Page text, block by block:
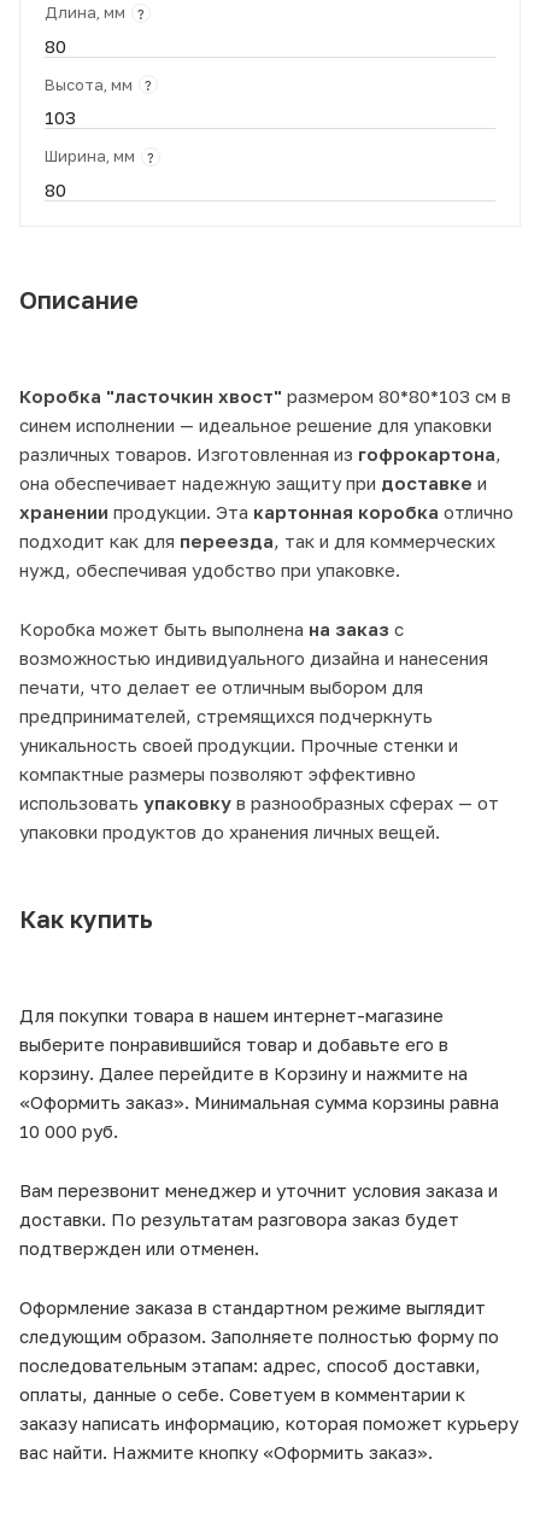
Длина, мм ?
80
Высота, мм ?
103
Ширина, мм ?
80
Описание
Коробка "ласточкин хвост" размером 80*80*103 см в
синем исполнении — идеальное решение для упаковки
различных товаров. Изготовленная из гофрокартона,
она обеспечивает надежную защиту при доставке и
хранении продукции. Эта картонная коробка отлично
подходит как для переезда, так и для коммерческих
нужд, обеспечивая удобство при упаковке.
Коробка может быть выполнена на заказ с
возможностью индивидуального дизайна и нанесения
печати, что делает ее отличным выбором для
предпринимателей, стремящихся подчеркнуть
уникальность своей продукции. Прочные стенки и
компактные размеры позволяют эффективно
использовать упаковку в разнообразных сферах — от
упаковки продуктов до хранения личных вещей.
Как купить
Для покупки товара в нашем интернет-магазине
выберите понравившийся товар и добавьте его в
корзину. Далее перейдите в Корзину и нажмите на
«Оформить заказ». Минимальная сумма корзины равна
10 000 руб.
Вам перезвонит менеджер и уточнит условия заказа и
доставки. По результатам разговора заказ будет
подтвержден или отменен.
Оформление заказа в стандартном режиме выглядит
следующим образом. Заполняете полностью форму по
последовательным этапам: адрес, способ доставки,
оплаты, данные о себе. Советуем в комментарии к
заказу написать информацию, которая поможет курьеру
вас найти. Нажмите кнопку «Оформить заказ».